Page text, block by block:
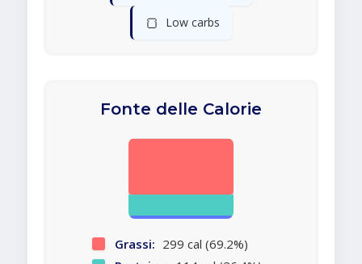
🍞 Low carbs
Fonte delle Calorie
Grassi: 299 cal (69.2%)